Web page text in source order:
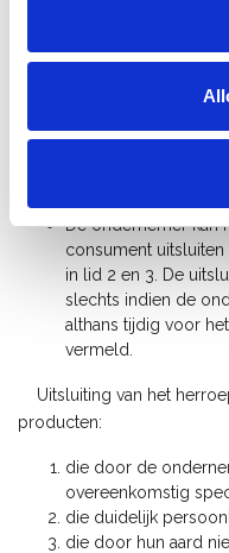
14 dagen na
door de
terugzending
Artikel 8 – Uitsluiting
De ondernemer kan
consument
in lid 2 en 3. De
slechts indien de
althans tijdig voor
vermeld.
Uitsluiting van het
producten:
die door de
overeenkomstig
die duidelijk
die door hun aard